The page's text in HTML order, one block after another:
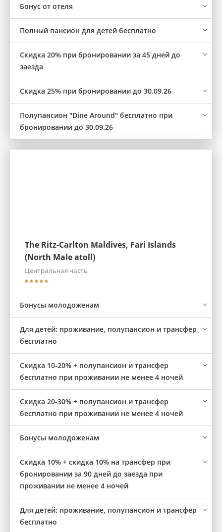
Бонус от отеля
Полный пансион для детей бесплатно
Скидка 20% при бронировании за 45 дней до
заезда
Скидка 25% при бронировании до 30.09.26
Полупансион "Dine Around" бесплатно при
бронировании до 30.09.26
The Ritz-Carlton Maldives, Fari Islands
(North Male atoll)
Центральная часть
Бонусы молодоженам
Для детей: проживание, полупансион и трансфер
бесплатнo
Скидка 10-20% + полупансион и трансфер
бесплатно при проживании не менее 4 ночей
Скидка 20-30% + полупансион и трансфер
бесплатно при проживании не менее 4 ночей
Бонусы молодоженам
Скидка 10% + скидка 10% на трансфер при
бронировании за 90 дней до заезда при
проживании не менее 4 ночей
Для детей: проживание, полупансион и трансфер
бесплатнo